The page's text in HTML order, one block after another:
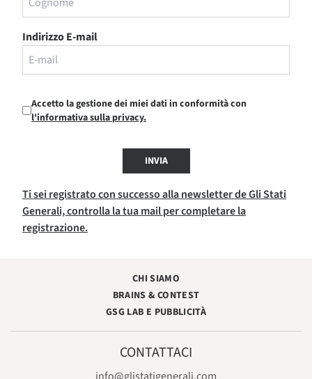
Indirizzo E-mail
Accetto la gestione dei miei dati in conformità con
l'informativa sulla privacy.
INVIA
Ti sei registrato con successo alla newsletter de Gli Stati
Generali, controlla la tua mail per completare la
registrazione.
CHI SIAMO
BRAINS & CONTEST
GSG LAB E PUBBLICITÀ
CONTATTACI
info@glistatigenerali.com